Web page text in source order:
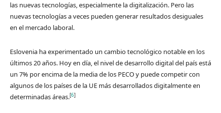
las nuevas tecnologías, especialmente la digitalización. Pero las
nuevas tecnologías a veces pueden generar resultados desiguales
en el mercado laboral.
Eslovenia ha experimentado un cambio tecnológico notable en los
últimos 20 años. Hoy en día, el nivel de desarrollo digital del país está
un 7% por encima de la media de los PECO y puede competir con
algunos de los países de la UE más desarrollados digitalmente en
determinadas áreas.[6]